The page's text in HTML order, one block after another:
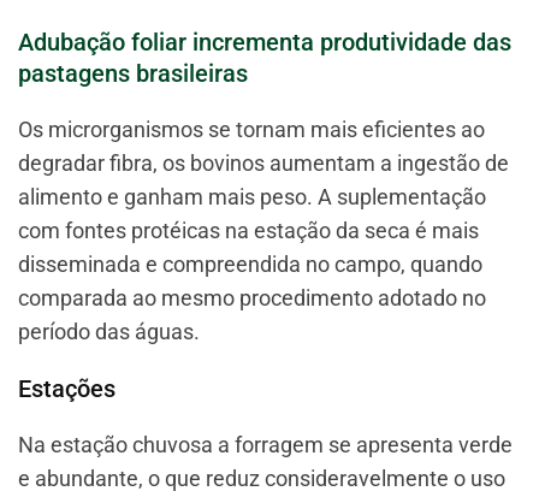
Adubação foliar incrementa produtividade das
pastagens brasileiras
Os microrganismos se tornam mais eficientes ao
degradar fibra, os bovinos aumentam a ingestão de
alimento e ganham mais peso. A suplementação
com fontes protéicas na estação da seca é mais
disseminada e compreendida no campo, quando
comparada ao mesmo procedimento adotado no
período das águas.
Estações
Na estação chuvosa a forragem se apresenta verde
e abundante, o que reduz consideravelmente o uso